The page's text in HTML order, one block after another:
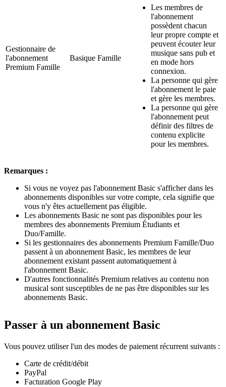
Gestionnaire de
l'abonnement
Premium Famille
Basique Famille
Les membres de
l'abonnement
possèdent chacun
leur propre compte et
peuvent écouter leur
musique sans pub et
en mode hors
connexion.
La personne qui gère
l'abonnement le paie
et gère les membres.
La personne qui gère
l'abonnement peut
définir des filtres de
contenu explicite
pour les membres.
Remarques :
Si vous ne voyez pas l'abonnement Basic s'afficher dans les
abonnements disponibles sur votre compte, cela signifie que
vous n'y êtes actuellement pas éligible.
Les abonnements Basic ne sont pas disponibles pour les
membres des abonnements Premium Étudiants et
Duo/Famille.
Si les gestionnaires des abonnements Premium Famille/Duo
passent à un abonnement Basic, les membres de leur
abonnement existant passent automatiquement à
l'abonnement Basic.
D'autres fonctionnalités Premium relatives au contenu non
musical sont susceptibles de ne pas être disponibles sur les
abonnements Basic.
Passer à un abonnement Basic
Vous pouvez utiliser l'un des modes de paiement récurrent suivants :
Carte de crédit/débit
PayPal
Facturation Google Play